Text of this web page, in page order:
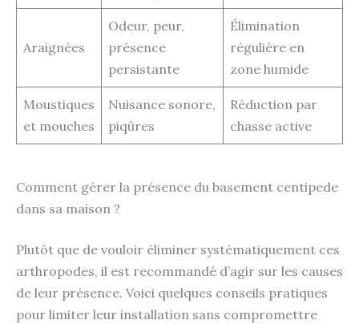
Araignées
Odeur, peur,
présence
persistante
Élimination
régulière en
zone humide
Moustiques
et mouches
Nuisance sonore,
piqûres
Réduction par
chasse active
Comment gérer la présence du basement centipede
dans sa maison ?
Plutôt que de vouloir éliminer systématiquement ces
arthropodes, il est recommandé d’agir sur les causes
de leur présence. Voici quelques conseils pratiques
pour limiter leur installation sans compromettre